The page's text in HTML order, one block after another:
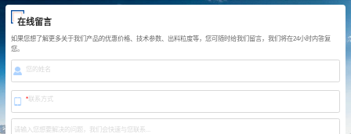
在线留言
如果您想了解更多关于我们产品的优惠价格、技术参数、出料粒度等，您可随时给我们留言，我们将在24小时内答复
您。
您的姓名
*联系方式
请输入您想要解决的问题，我们会快速与您联系...